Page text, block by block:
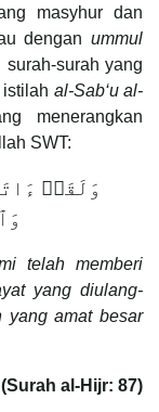
masyhur dan
denganummul
surah yang
istilah al-Sab‘u al-
menerangkan
SWT:
وَلَقَدۡ
telah memberi
yang diulang-
yang amat besar
(Surah al-Hijr: 87)